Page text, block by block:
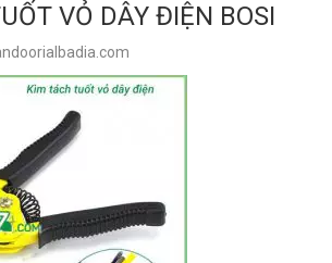
VỎ DÂY ĐIỆN BOSI